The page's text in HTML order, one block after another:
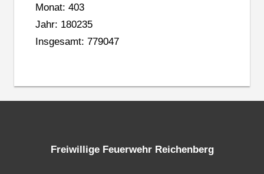
Monat: 403
Jahr: 180235
Insgesamt: 779047
Freiwillige Feuerwehr Reichenberg